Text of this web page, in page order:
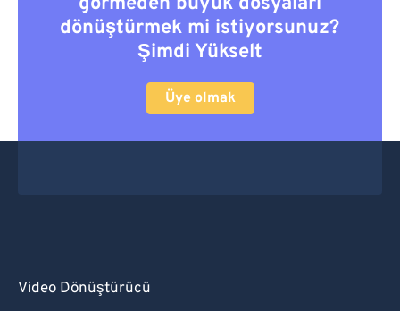
dönüştürmek mi istiyorsunuz?
Şimdi Yükselt
Üye olmak
Video Dönüştürücü